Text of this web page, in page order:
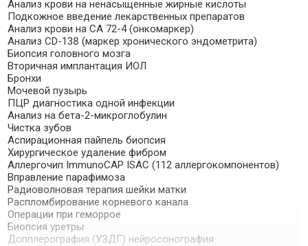
Анализ крови на ненасыщенные жирные кислоты
Подкожное введение лекарственных препаратов
Анализ крови на СА 72-4 (онкомаркер)
Анализ CD-138 (маркер хронического эндометрита)
Биопсия головного мозга
Вторичная имплантация ИОЛ
Бронхи
Мочевой пузырь
ПЦР диагностика одной инфекции
Анализ на бета-2-микроглобулин
Чистка зубов
Аспирационная пайпель биопсия
Хирургическое удаление фибром
Аллергочип ImmunoCAP ISAC (112 аллергокомпонентов)
Вправление парафимоза
Радиоволновая терапия шейки матки
Распломбирование корневого канала
Операции при геморрое
Биопсия уретры
Допплерография (УЗДГ) нейросонография